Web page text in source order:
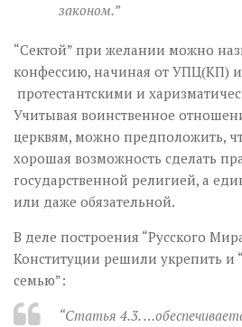
законом.”
“Сектой” при желании можно
конфессию, начиная от УПЦ(КП) и
протестантскими и
Учитывая воинственное
церквям, можно предположить,
хорошая возможность сделать
государственной религией, а
или даже обязательной.
В деле построения “Русского
Конституции решили укрепить и
семью”:
“Статья 4.3.